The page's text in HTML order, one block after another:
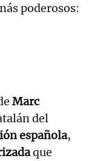
poderosos:
Marc
del
española,
que